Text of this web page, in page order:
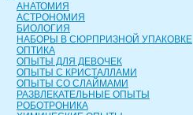
АНАТОМИЯ
АСТРОНОМИЯ
БИОЛОГИЯ
НАБОРЫ В СЮРПРИЗНОЙ УПАКОВКЕ
ОПТИКА
ОПЫТЫ ДЛЯ ДЕВОЧЕК
ОПЫТЫ С КРИСТАЛЛАМИ
ОПЫТЫ СО СЛАЙМАМИ
РАЗВЛЕКАТЕЛЬНЫЕ ОПЫТЫ
РОБОТРОНИКА